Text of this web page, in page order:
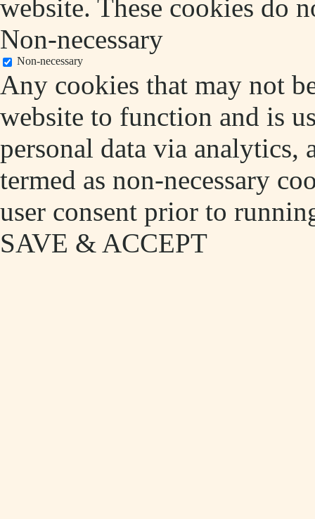
website. These cookies do
Non-necessary
Non-necessary
Any cookies that may not
website to function and is
personal data via analytics,
termed as non-necessary
user consent prior to
SAVE & ACCEPT